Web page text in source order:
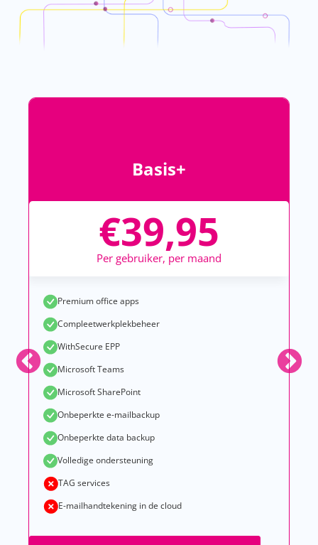
Basis+
€39,95
Per gebruiker, per maand
Premium office apps
Compleetwerkplekbeheer
WithSecure EPP
Microsoft Teams
Microsoft SharePoint
Onbeperkte e-mailbackup
Onbeperkte data backup
Volledige ondersteuning
TAG services
E-mailhandtekening in de cloud